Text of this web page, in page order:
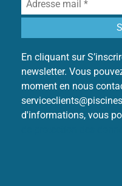
En cliquant sur
newsletter. Vous
moment en nous
d'informations, vous